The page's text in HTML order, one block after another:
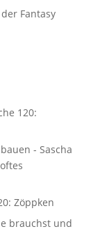
Fantasy
120:
- Sascha
Zöppken
brauchst und